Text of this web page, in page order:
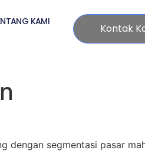
KAMI
Kontak
dengan segmentasi pasar